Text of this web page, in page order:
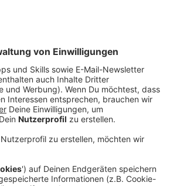
neuen A1-Rheinbrücke soll in
Formen annehmen. Das
auf RL-Nachfrage
für die
im Rhein sind demnach fertig. Im
Fokus der Verantwortlichen vor
Die Brückenpfeiler
der Stahlbaumontage beginnen.